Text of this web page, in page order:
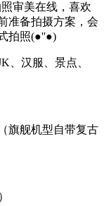
审美在线，喜欢
准备拍摄方案，会
拍照(●''●)
、汉服、景点、
旗舰机型自带复古